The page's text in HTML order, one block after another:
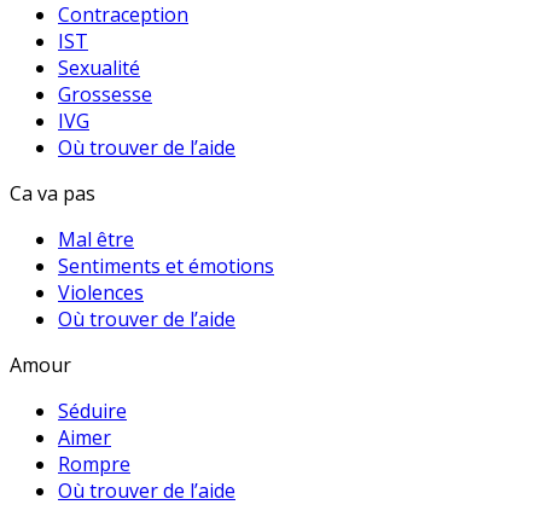
Contraception
IST
Sexualité
Grossesse
IVG
Où trouver de l’aide
Ca va pas
Mal être
Sentiments et émotions
Violences
Où trouver de l’aide
Amour
Séduire
Aimer
Rompre
Où trouver de l’aide